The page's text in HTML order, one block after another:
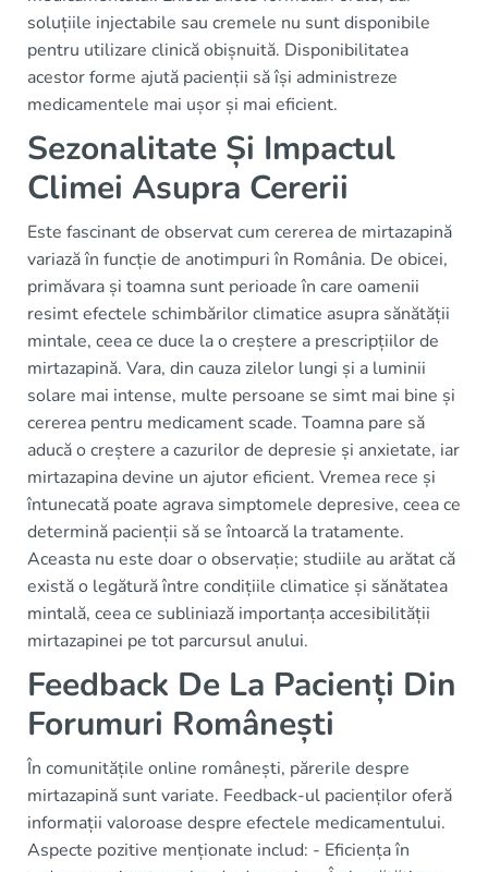
soluțiile injectabile sau cremele nu sunt disponibile
pentru utilizare clinică obișnuită. Disponibilitatea
acestor forme ajută pacienții să își administreze
medicamentele mai ușor și mai eficient.
Sezonalitate Și Impactul
Climei Asupra Cererii
Este fascinant de observat cum cererea de mirtazapină
variază în funcție de anotimpuri în România. De obicei,
primăvara și toamna sunt perioade în care oamenii
resimt efectele schimbărilor climatice asupra sănătății
mintale, ceea ce duce la o creștere a prescripțiilor de
mirtazapină. Vara, din cauza zilelor lungi și a luminii
solare mai intense, multe persoane se simt mai bine și
cererea pentru medicament scade. Toamna pare să
aducă o creștere a cazurilor de depresie și anxietate, iar
mirtazapina devine un ajutor eficient. Vremea rece și
întunecată poate agrava simptomele depresive, ceea ce
determină pacienții să se întoarcă la tratamente.
Aceasta nu este doar o observație; studiile au arătat că
există o legătură între condițiile climatice și sănătatea
mintală, ceea ce subliniază importanța accesibilității
mirtazapinei pe tot parcursul anului.
Feedback De La Pacienți Din
Forumuri Românești
În comunitățile online românești, părerile despre
mirtazapină sunt variate. Feedback-ul pacienților oferă
informații valoroase despre efectele medicamentului.
Aspecte pozitive menționate includ: - Eficiența în